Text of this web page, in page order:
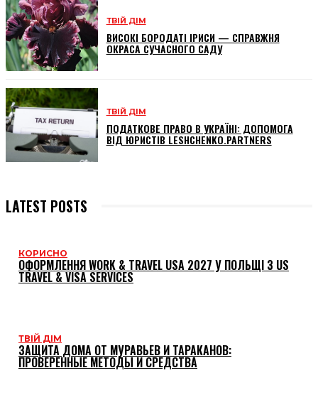
ТВІЙ ДІМ
ВИСОКІ БОРОДАТІ ІРИСИ — СПРАВЖНЯ
ОКРАСА СУЧАСНОГО САДУ
ТВІЙ ДІМ
ПОДАТКОВЕ ПРАВО В УКРАЇНІ: ДОПОМОГА
ВІД ЮРИСТІВ LESHCHENKO.PARTNERS
LATEST POSTS
КОРИСНО
ОФОРМЛЕННЯ WORK & TRAVEL USA 2027 У ПОЛЬЩІ З US
TRAVEL & VISA SERVICES
ТВІЙ ДІМ
ЗАЩИТА ДОМА ОТ МУРАВЬЕВ И ТАРАКАНОВ:
ПРОВЕРЕННЫЕ МЕТОДЫ И СРЕДСТВА